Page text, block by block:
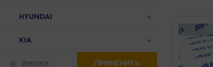
HYUNDAI
KIA
Очистить ПРИМЕНИТЬ